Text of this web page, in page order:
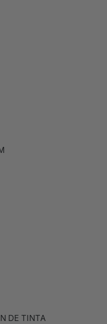
DE TINTA